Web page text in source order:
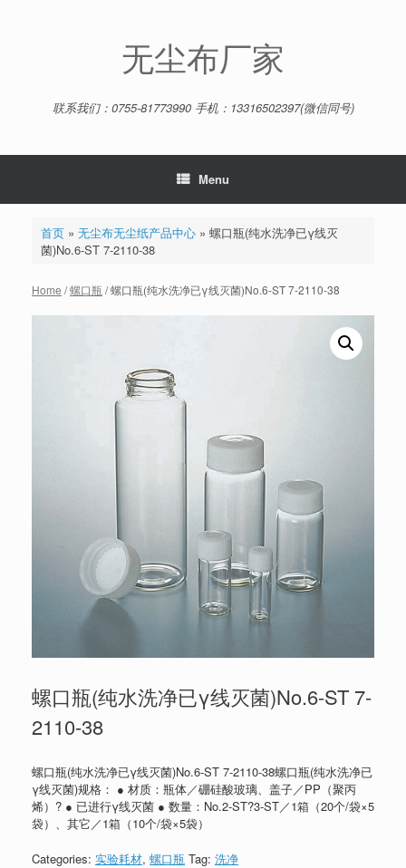
无尘布厂家
联系我们：0755-81773990 手机：13316502397(微信同号)
Menu
首页» 无尘布无尘纸产品中心» 螺口瓶(纯水洗净已γ线灭
菌)No.6-ST 7-2110-38
Home /螺口瓶 / 螺口瓶(纯水洗净已γ线灭菌)No.6-ST 7-2110-38
螺口瓶(纯水洗净已γ线灭菌)No.6-ST 7-
2110-38
螺口瓶(纯水洗净已γ线灭菌)No.6-ST 7-2110-38螺口瓶(纯水洗净已
γ线灭菌)规格： ● 材质：瓶体／硼硅酸玻璃、盖子／PP（聚丙
烯）? ● 已进行γ线灭菌 ● 数量：No.2-ST?3-ST／1箱（20个/袋×5
袋）、其它／1箱（10个/袋×5袋）
Categories: 实验耗材, 螺口瓶 Tag: 洗净